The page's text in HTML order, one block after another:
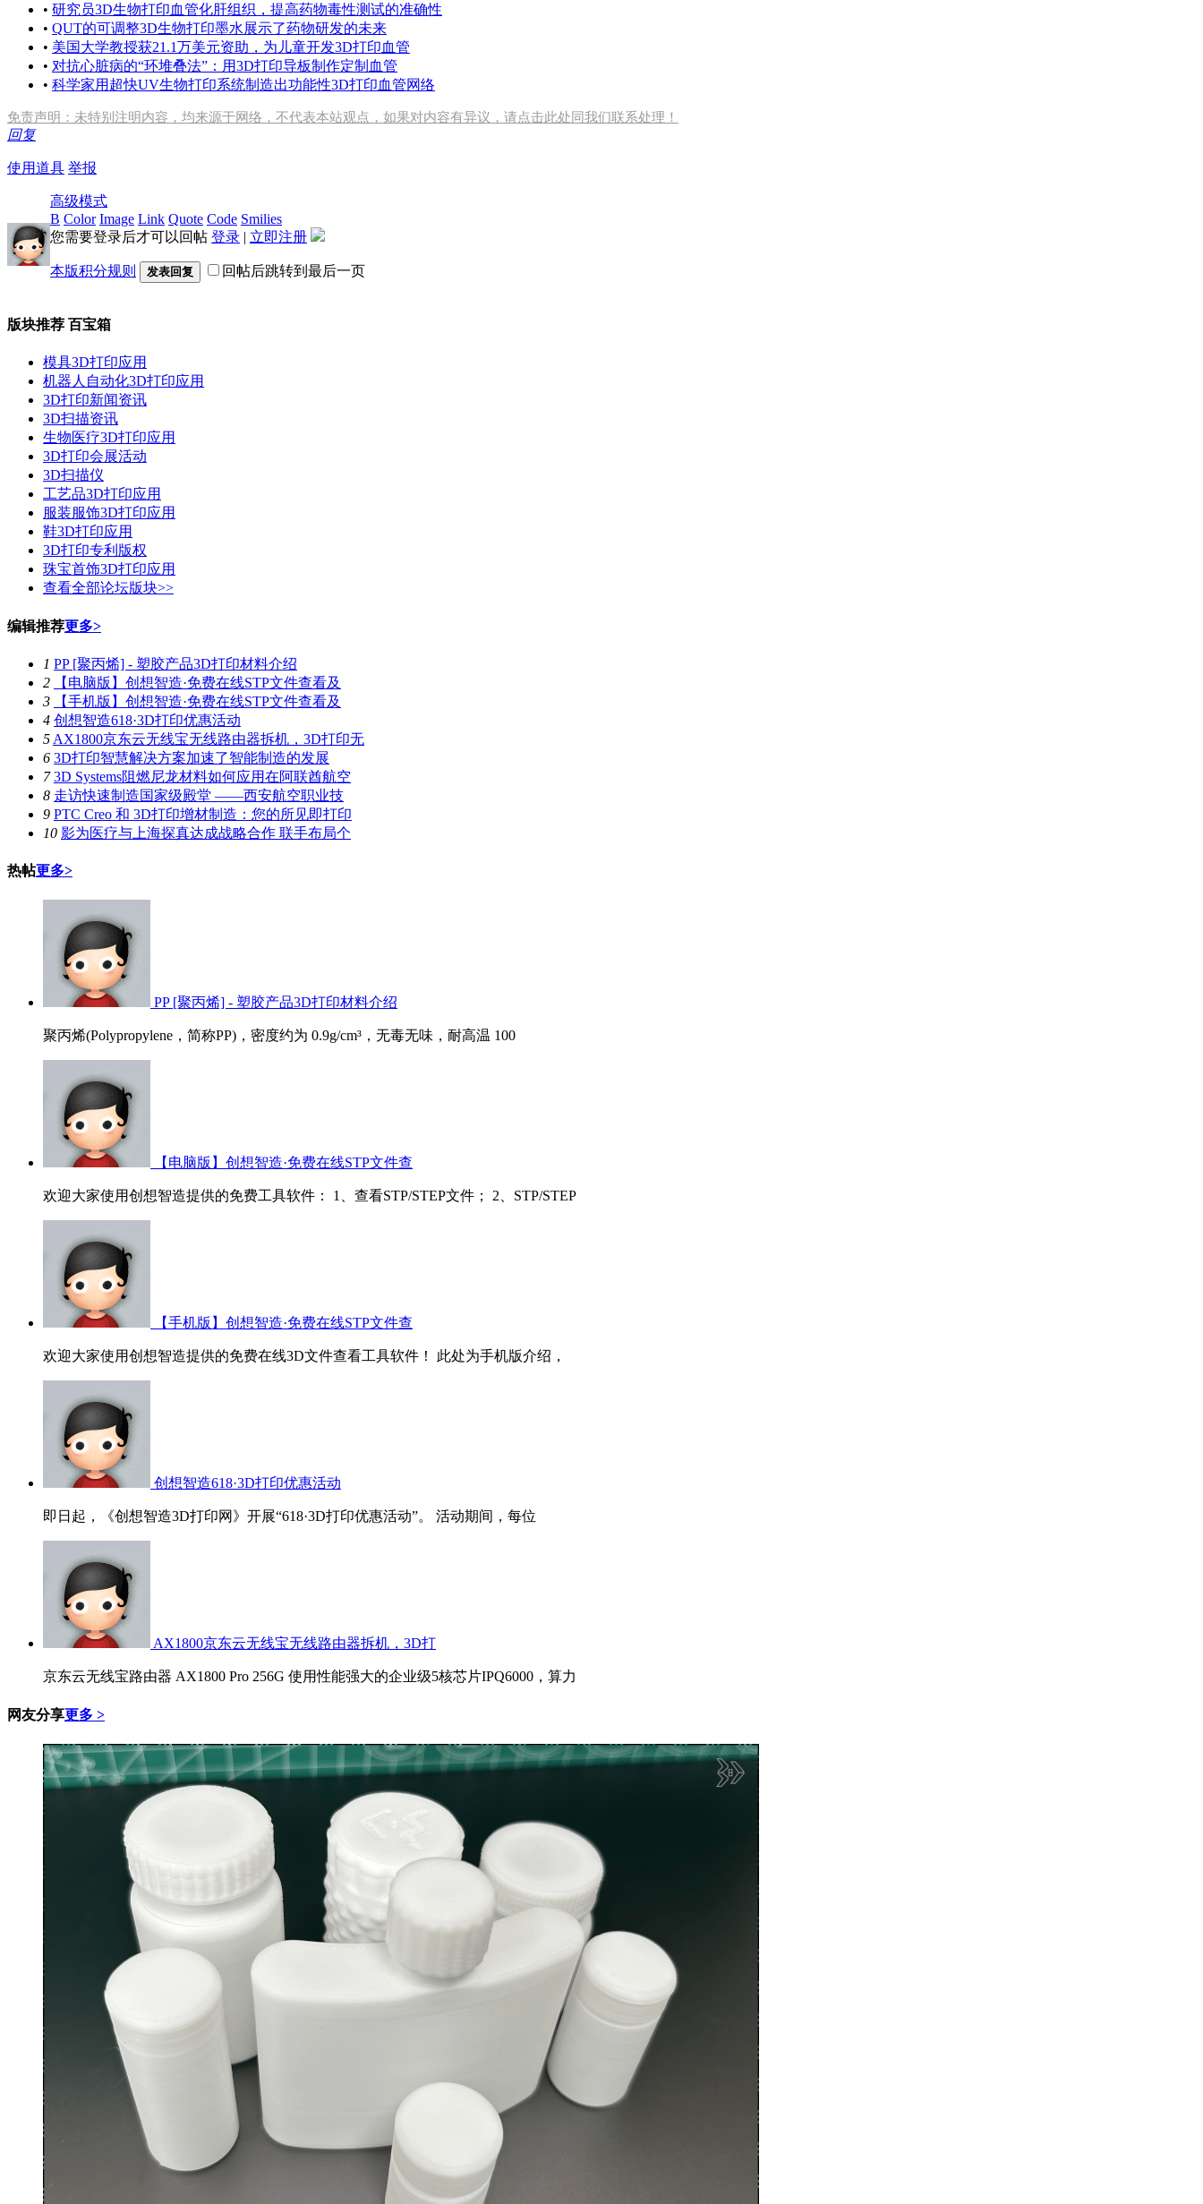
• 研究员3D生物打印血管化肝组织，提高药物毒性测试的准确性
• QUT的可调整3D生物打印墨水展示了药物研发的未来
• 美国大学教授获21.1万美元资助，为儿童开发3D打印血管
• 对抗心脏病的“环堆叠法”：用3D打印导板制作定制血管
• 科学家用超快UV生物打印系统制造出功能性3D打印血管网络
免责声明：未特别注明内容，均来源于网络，不代表本站观点，如果对内容有异议，请点击此处同我们联系处理！
回复
使用道具 举报
高级模式
B Color Image Link Quote Code Smilies
您需要登录后才可以回帖 登录 | 立即注册
本版积分规则 发表回复 回帖后跳转到最后一页
版块推荐 百宝箱
模具3D打印应用
机器人自动化3D打印应用
3D打印新闻资讯
3D扫描资讯
生物医疗3D打印应用
3D打印会展活动
3D扫描仪
工艺品3D打印应用
服装服饰3D打印应用
鞋3D打印应用
3D打印专利版权
珠宝首饰3D打印应用
查看全部论坛版块>>
编辑推荐更多>
1 PP [聚丙烯] - 塑胶产品3D打印材料介绍
2
【电脑版】创想智造·免费在线STP文件查看及
3
【手机版】创想智造·免费在线STP文件查看及
4 创想智造618·3D打印优惠活动
5 AX1800京东云无线宝无线路由器拆机，3D打印无
6 3D打印智慧解决方案加速了智能制造的发展
7 3D Systems阻燃尼龙材料如何应用在阿联酋航空
8 走访快速制造国家级殿堂 ——西安航空职业技
9 PTC Creo 和 3D打印增材制造：您的所见即打印
10 影为医疗与上海探真达成战略合作 联手布局个
热帖更多>
PP [聚丙烯] - 塑胶产品3D打印材料介绍
聚丙烯(Polypropylene，简称PP)，密度约为 0.9g/cm³，无毒无味，耐高温 100
【电脑版】创想智造·免费在线STP文件查
欢迎大家使用创想智造提供的免费工具软件： 1、查看STP/STEP文件； 2、STP/STEP
【手机版】创想智造·免费在线STP文件查
欢迎大家使用创想智造提供的免费在线3D文件查看工具软件！ 此处为手机版介绍，
创想智造618·3D打印优惠活动
即日起，《创想智造3D打印网》开展“618·3D打印优惠活动”。 活动期间，每位
AX1800京东云无线宝无线路由器拆机，3D打
京东云无线宝路由器 AX1800 Pro 256G 使用性能强大的企业级5核芯片IPQ6000，算力
网友分享更多 >